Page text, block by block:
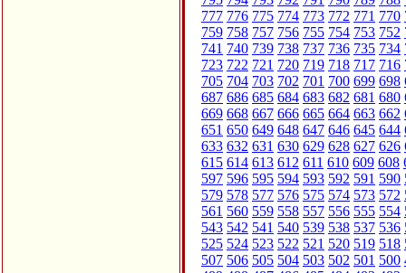
777 776 775 774 773 772 771 770
759 758 757 756 755 754 753 752
741 740 739 738 737 736 735 734
723 722 721 720 719 718 717 716
705 704 703 702 701 700 699 698
687 686 685 684 683 682 681 680
669 668 667 666 665 664 663 662
651 650 649 648 647 646 645 644
633 632 631 630 629 628 627 626
615 614 613 612 611 610 609 608
597 596 595 594 593 592 591 590
579 578 577 576 575 574 573 572
561 560 559 558 557 556 555 554
543 542 541 540 539 538 537 536
525 524 523 522 521 520 519 518
507 506 505 504 503 502 501 500